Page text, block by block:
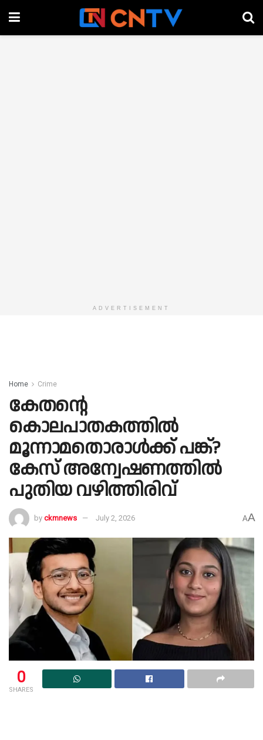
ADVERTISEMENT
Home Crime
കേതന്റെ
കൊലപാതകത്തിൽ
മൂന്നാമതൊരാൾക്ക് പങ്ക്?
കേസ് അന്വേഷണത്തിൽ
പുതിയ വഴിത്തിരിവ്
by ckmnews July 2, 2026 AA
0
SHARES